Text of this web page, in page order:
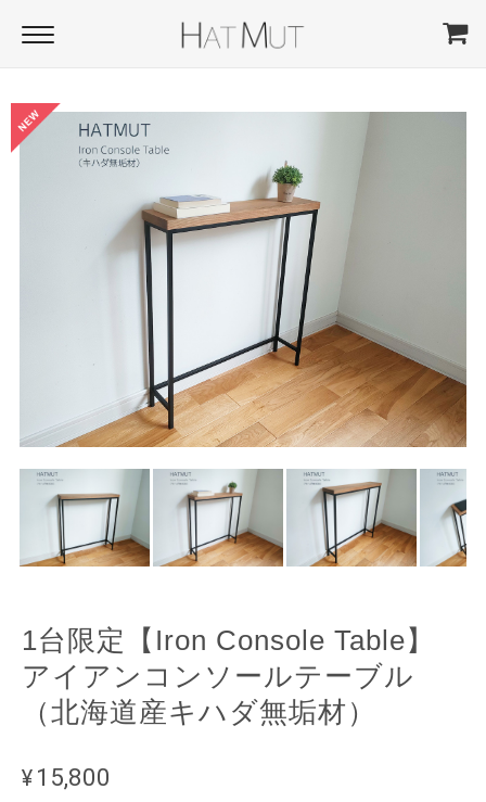
1台限定【Iron Console Table】
アイアンコンソールテーブル
（北海道産キハダ無垢材）
¥15,800